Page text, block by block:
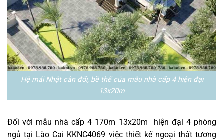
Hệ mái Nhật cân đối, bề thế của mẫu nhà cấp 4 hiện đại
13x20m
Đối với mẫu nhà cấp 4 170m 13x20m hiện đại 4 phòng
ngủ tại Lào Cai KKNC4069 việc thiết kế ngoại thất tương